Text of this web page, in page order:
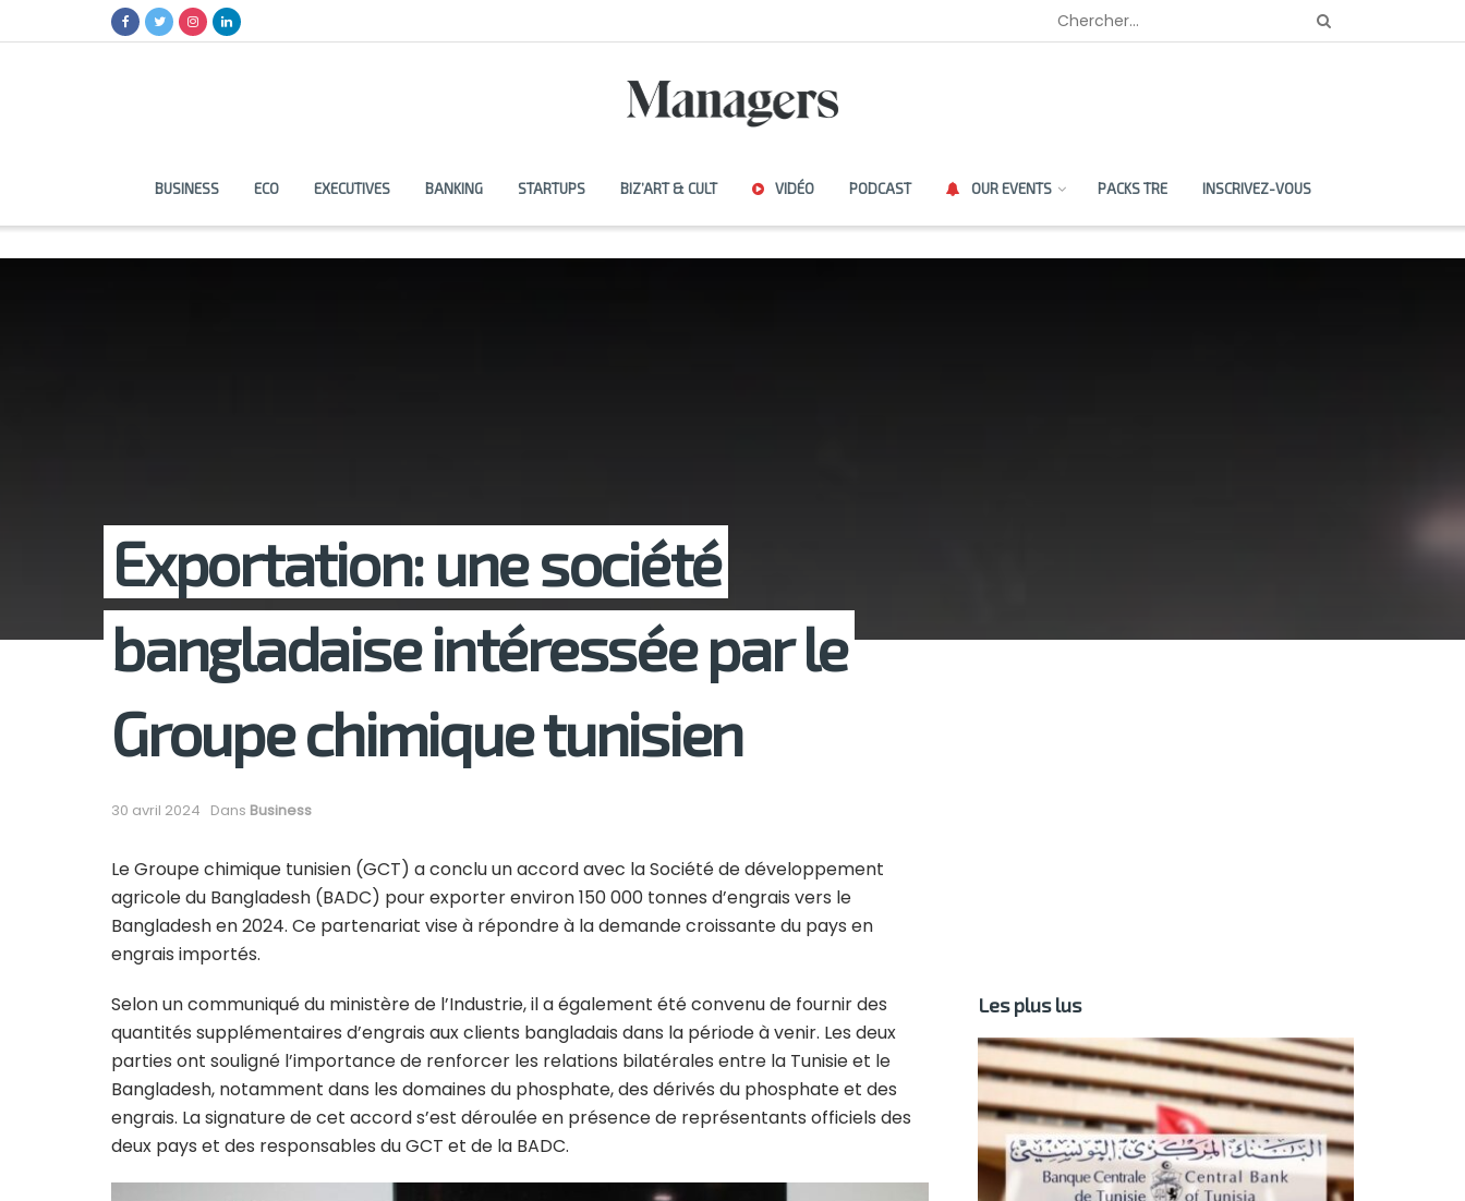
BUSINESS ECO EXECUTIVES BANKING STARTUPS BIZ’ART & CULT VIDÉO PODCAST OUR EVENTS PACKS TRE INSCRIVEZ-VOUS
Exportation: une société
bangladaise intéressée par le
Groupe chimique tunisien
30 avril 2024 Dans Business
Le Groupe chimique tunisien (GCT) a conclu un accord avec la Société de développement
agricole du Bangladesh (BADC) pour exporter environ 150 000 tonnes d’engrais vers le
Bangladesh en 2024. Ce partenariat vise à répondre à la demande croissante du pays en
engrais importés.
Selon un communiqué du ministère de l’Industrie, il a également été convenu de fournir des
quantités supplémentaires d’engrais aux clients bangladais dans la période à venir. Les deux
parties ont souligné l’importance de renforcer les relations bilatérales entre la Tunisie et le
Bangladesh, notamment dans les domaines du phosphate, des dérivés du phosphate et des
engrais. La signature de cet accord s’est déroulée en présence de représentants officiels des
deux pays et des responsables du GCT et de la BADC.
Les plus lus